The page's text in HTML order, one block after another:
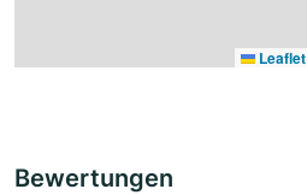
Leaflet
Bewertungen